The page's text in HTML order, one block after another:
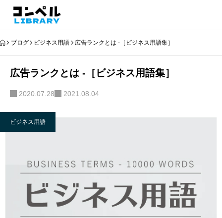
ブログ ビジネス用語 広告ランクとは -［ビジネス用語集］
広告ランクとは -［ビジネス用語集］
2020.07.28 2021.08.04
ビジネス用語